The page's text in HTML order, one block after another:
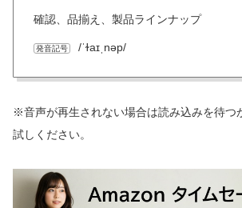
確認、品揃え、製品ラインナップ
発音記号 /ˈɫaɪˌnəp/
※音声が再生されない場合は読み込みを待つ
試しください。